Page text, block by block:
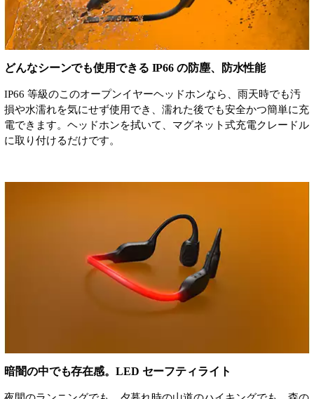
どんなシーンでも使用できる IP66 の防塵、防水性能
IP66 等級のこのオープンイヤーヘッドホンなら、雨天時でも汚
損や水濡れを気にせず使用でき、濡れた後でも安全かつ簡単に充
電できます。ヘッドホンを拭いて、マグネット式充電クレードル
に取り付けるだけです。
暗闇の中でも存在感。LED セーフティライト